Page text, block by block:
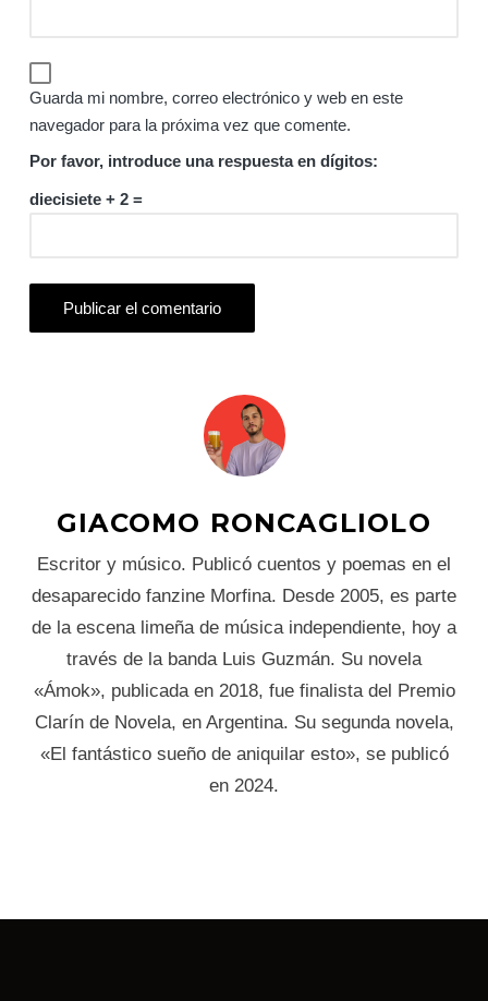
Guarda mi nombre, correo electrónico y web en este
navegador para la próxima vez que comente.
Por favor, introduce una respuesta en dígitos:
diecisiete + 2 =
GIACOMO RONCAGLIOLO
Escritor y músico. Publicó cuentos y poemas en el
desaparecido fanzine Morfina. Desde 2005, es parte
de la escena limeña de música independiente, hoy a
través de la banda Luis Guzmán. Su novela
«Ámok», publicada en 2018, fue finalista del Premio
Clarín de Novela, en Argentina. Su segunda novela,
«El fantástico sueño de aniquilar esto», se publicó
en 2024.